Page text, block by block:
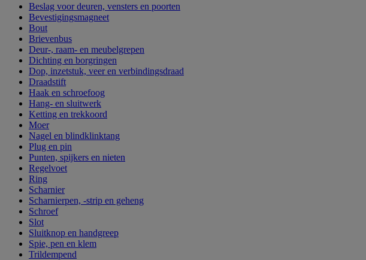
Beslag voor deuren, vensters en poorten
Bevestigingsmagneet
Bout
Brievenbus
Deur-, raam- en meubelgrepen
Dichting en borgringen
Dop, inzetstuk, veer en verbindingsdraad
Draadstift
Haak en schroefoog
Hang- en sluitwerk
Ketting en trekkoord
Moer
Nagel en blindklinktang
Plug en pin
Punten, spijkers en nieten
Regelvoet
Ring
Scharnier
Scharnierpen, -strip en geheng
Schroef
Slot
Sluitknop en handgreep
Spie, pen en klem
Trildempend